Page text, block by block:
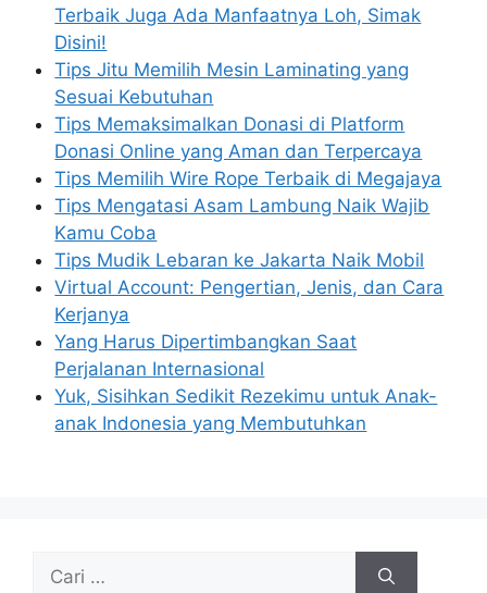
Terbaik Juga Ada Manfaatnya Loh, Simak
Disini!
Tips Jitu Memilih Mesin Laminating yang
Sesuai Kebutuhan
Tips Memaksimalkan Donasi di Platform
Donasi Online yang Aman dan Terpercaya
Tips Memilih Wire Rope Terbaik di Megajaya
Tips Mengatasi Asam Lambung Naik Wajib
Kamu Coba
Tips Mudik Lebaran ke Jakarta Naik Mobil
Virtual Account: Pengertian, Jenis, dan Cara
Kerjanya
Yang Harus Dipertimbangkan Saat
Perjalanan Internasional
Yuk, Sisihkan Sedikit Rezekimu untuk Anak-
anak Indonesia yang Membutuhkan